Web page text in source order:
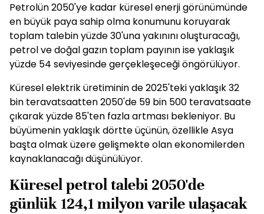
Petrolün 2050'ye kadar küresel enerji görünümünde
en büyük paya sahip olma konumunu koruyarak
toplam talebin yüzde 30'una yakınını oluşturacağı,
petrol ve doğal gazın toplam payının ise yaklaşık
yüzde 54 seviyesinde gerçekleşeceği öngörülüyor.
Küresel elektrik üretiminin de 2025'teki yaklaşık 32
bin teravatsaatten 2050'de 59 bin 500 teravatsaate
çıkarak yüzde 85'ten fazla artması bekleniyor. Bu
büyümenin yaklaşık dörtte üçünün, özellikle Asya
başta olmak üzere gelişmekte olan ekonomilerden
kaynaklanacağı düşünülüyor.
Küresel petrol talebi 2050'de
günlük 124,1 milyon varile ulaşacak